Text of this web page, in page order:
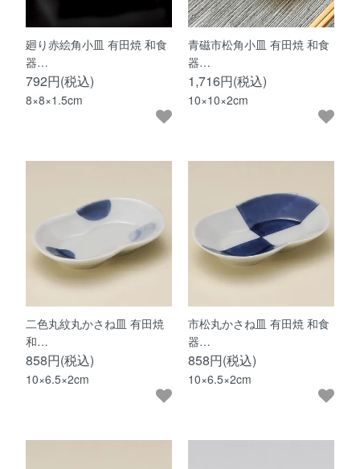
廻り赤絵角小皿 有田焼 和食
器…
792円(税込)
8×8×1.5cm
青磁市松角小皿 有田焼 和食
器…
1,716円(税込)
10×10×2cm
二色丸紋丸かさね皿 有田焼
和…
858円(税込)
10×6.5×2cm
市松丸かさね皿 有田焼 和食
器…
858円(税込)
10×6.5×2cm